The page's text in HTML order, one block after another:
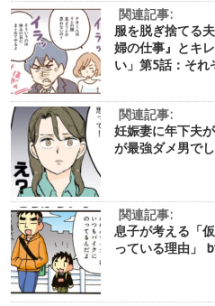
関連記事:
服を脱ぎ捨てる
婦の仕事』とキ
い」第5話：そ
関連記事:
妊娠妻に年下夫
が最強ダメ男で
関連記事:
息子が考える「
っている理由」